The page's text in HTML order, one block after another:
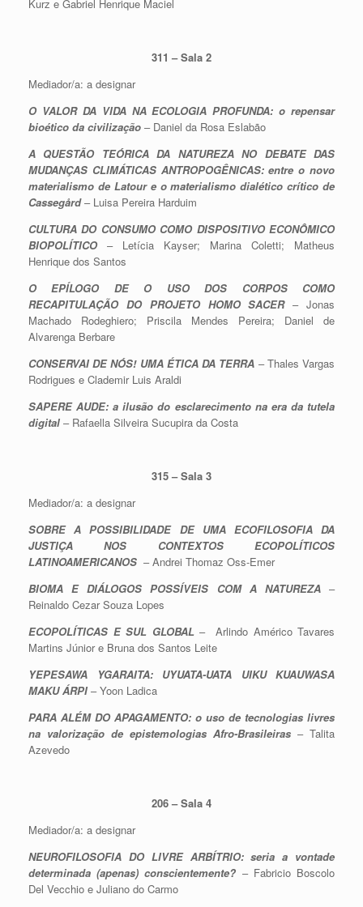
Kurz e Gabriel Henrique Maciel
311 – Sala 2
Mediador/a: a designar
O VALOR DA VIDA NA ECOLOGIA PROFUNDA: o repensar
bioético da civilização – Daniel da Rosa Eslabão
A QUESTÃO TEÓRICA DA NATUREZA NO DEBATE DAS
MUDANÇAS CLIMÁTICAS ANTROPOGÊNICAS: entre o novo
materialismo de Latour e o materialismo dialético crítico de
Cassegård – Luisa Pereira Harduim
CULTURA DO CONSUMO COMO DISPOSITIVO ECONÔMICO
BIOPOLÍTICO– Letícia Kayser; Marina Coletti; Matheus
Henrique dos Santos
O EPÍLOGO DE O USO DOS CORPOS COMO
RECAPITULAÇÃO DO PROJETO HOMO SACER– Jonas
Machado Rodeghiero; Priscila Mendes Pereira; Daniel de
Alvarenga Berbare
CONSERVAI DE NÓS! UMA ÉTICA DA TERRA – Thales Vargas
Rodrigues e Clademir Luis Araldi
SAPERE AUDE: a ilusão do esclarecimento na era da tutela
digital – Rafaella Silveira Sucupira da Costa
315 – Sala 3
Mediador/a: a designar
SOBRE A POSSIBILIDADE DE UMA ECOFILOSOFIA DA
JUSTIÇA NOS CONTEXTOS ECOPOLÍTICOS
LATINOAMERICANOS – Andrei Thomaz Oss-Emer
BIOMA E DIÁLOGOS POSSÍVEIS COM A NATUREZA–
Reinaldo Cezar Souza Lopes
ECOPOLÍTICAS E SUL GLOBAL – Arlindo Américo Tavares
Martins Júnior e Bruna dos Santos Leite
YEPESAWA YGARAITA: UYUATA-UATA UIKU KUAUWASA
MAKU ÁRPI – Yoon Ladica
PARA ALÉM DO APAGAMENTO: o uso de tecnologias livres
na valorização de epistemologias Afro-Brasileiras – Talita
Azevedo
206 – Sala 4
Mediador/a: a designar
NEUROFILOSOFIA DO LIVRE ARBÍTRIO: seria a vontade
determinada (apenas) conscientemente? – Fabricio Boscolo
Del Vecchio e Juliano do Carmo